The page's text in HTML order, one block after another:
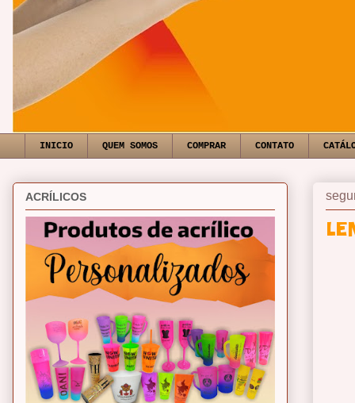
INICIO QUEM SOMOS COMPRAR CONTATO
ACRÍLICOS